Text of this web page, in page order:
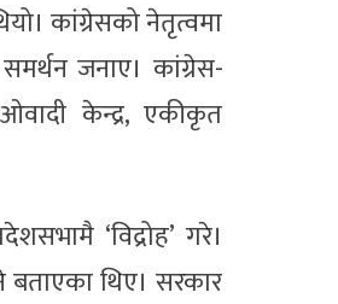
कांग्रेसको नेतृत्वमा
जनाए। कांग्रेस-
केन्द्र, एकीकृत
‘विद्रोह’ गरे।
थिए। सरकार